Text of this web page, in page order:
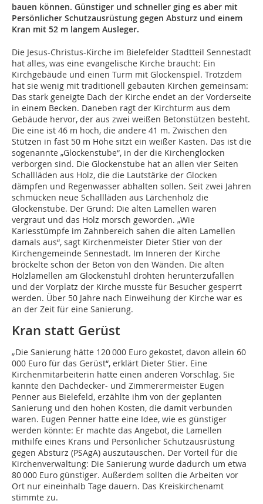
bauen können. Günstiger und schneller ging es aber mit
Persönlicher Schutzausrüstung gegen Absturz und einem
Kran mit 52 m langem Ausleger.
Die Jesus-Christus-Kirche im Bielefelder Stadtteil Sennestadt
hat alles, was eine evangelische Kirche braucht: Ein
Kirchgebäude und einen Turm mit Glockenspiel. Trotzdem
hat sie wenig mit traditionell gebauten Kirchen gemeinsam:
Das stark geneigte Dach der Kirche endet an der Vorderseite
in einem Becken. Daneben ragt der Kirchturm aus dem
Gebäude hervor, der aus zwei weißen Betonstützen besteht.
Die eine ist 46 m hoch, die andere 41 m. Zwischen den
Stützen in fast 50 m Höhe sitzt ein weißer Kasten. Das ist die
sogenannte „Glockenstube“, in der die Kirchenglocken
verborgen sind. Die Glockenstube hat an allen vier Seiten
Schallläden aus Holz, die die Lautstärke der Glocken
dämpfen und Regenwasser abhalten sollen. Seit zwei Jahren
schmücken neue Schallläden aus Lärchenholz die
Glockenstube. Der Grund: Die alten Lamellen waren
vergraut und das Holz morsch geworden. „Wie
Kariesstümpfe im Zahnbereich sahen die alten Lamellen
damals aus“, sagt Kirchenmeister Dieter Stier von der
Kirchengemeinde Sennestadt. Im Inneren der Kirche
bröckelte schon der Beton von den Wänden. Die alten
Holzlamellen am Glockenstuhl drohten herunterzufallen
und der Vorplatz der Kirche musste für Besucher gesperrt
werden. Über 50 Jahre nach Einweihung der Kirche war es
an der Zeit für eine Sanierung.
Kran statt Gerüst
„Die Sanierung hätte 120 000 Euro gekostet, davon allein 60
000 Euro für das Gerüst“, erklärt Dieter Stier. Eine
Kirchenmitarbeiterin hatte einen anderen Vorschlag. Sie
kannte den Dachdecker- und Zimmerermeister Eugen
Penner aus Bielefeld, erzählte ihm von der geplanten
Sanierung und den hohen Kosten, die damit verbunden
waren. Eugen Penner hatte eine Idee, wie es günstiger
werden könnte: Er machte das Angebot, die Lamellen
mithilfe eines Krans und Persönlicher Schutzausrüstung
gegen Absturz (PSAgA) auszutauschen. Der Vorteil für die
Kirchenverwaltung: Die Sanierung wurde dadurch um etwa
80 000 Euro günstiger. Außerdem sollten die Arbeiten vor
Ort nur eineinhalb Tage dauern. Das Kreiskirchenamt
stimmte zu.